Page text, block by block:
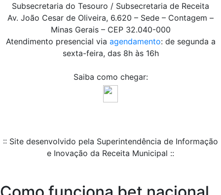
Subsecretaria do Tesouro / Subsecretaria de Receita
Av. João Cesar de Oliveira, 6.620 – Sede – Contagem –
Minas Gerais – CEP 32.040-000
Atendimento presencial via agendamento: de segunda a
sexta-feira, das 8h às 16h
Saiba como chegar:
:: Site desenvolvido pela Superintendência de Informação
e Inovação da Receita Municipal ::